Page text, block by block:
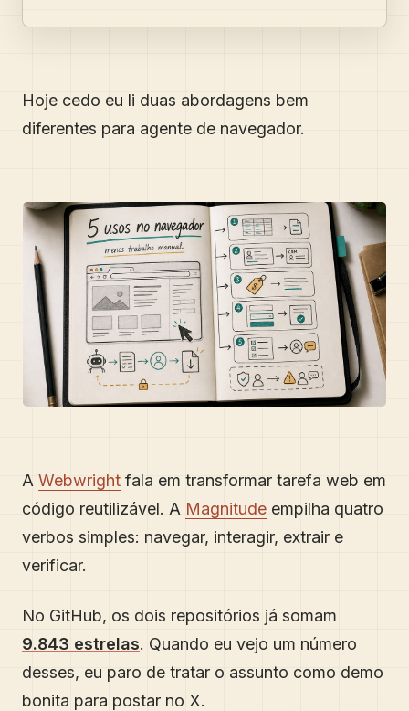
Hoje cedo eu li duas abordagens bem
diferentes para agente de navegador.
A Webwright fala em transformar tarefa web em
código reutilizável. A Magnitude empilha quatro
verbos simples: navegar, interagir, extrair e
verificar.
No GitHub, os dois repositórios já somam
9.843 estrelas. Quando eu vejo um número
desses, eu paro de tratar o assunto como demo
bonita para postar no X.